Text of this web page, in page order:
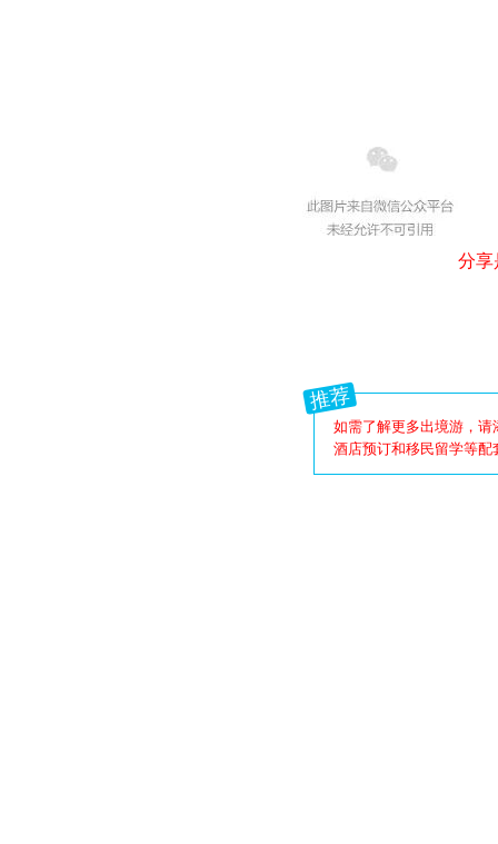
分享
推荐
如需了解更多出境游，请
酒店预订和移民留学等